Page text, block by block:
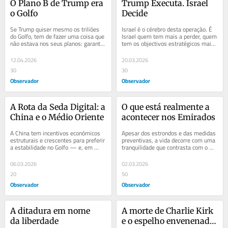
O Plano B de Trump era
o Golfo
Se Trump quiser mesmo os triliões
do Golfo, tem de fazer uma coisa que
não estava nos seus planos: garantir
a paz no Médio Oriente.
12.04.2026
30
Observador
Trump Executa. Israel
Decide
Israel é o cérebro desta operação. É
Israel quem tem mais a perder, quem
tem os objectivos estratégicos mais
claros, e quem possui o...
20.03.2026
30
Observador
A Rota da Seda Digital: a
China e o Médio Oriente
A China tem incentivos económicos
estruturais e crescentes para preferir
a estabilidade no Golfo — e, em
determinados momentos, para agir
nesse...
06.03.2026
20
Observador
O que está realmente a
acontecer nos Emirados
Apesar dos estrondos e das medidas
preventivas, a vida decorre com uma
tranquilidade que contrasta com o
alarme das redes sociais. A realidade
é de...
02.03.2026
50
Observador
A ditadura em nome
da liberdade
A morte de Charlie Kirk
e o espelho envenenado